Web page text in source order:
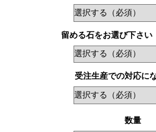
留める石をお選び下さい
受注生産での対応に
数量